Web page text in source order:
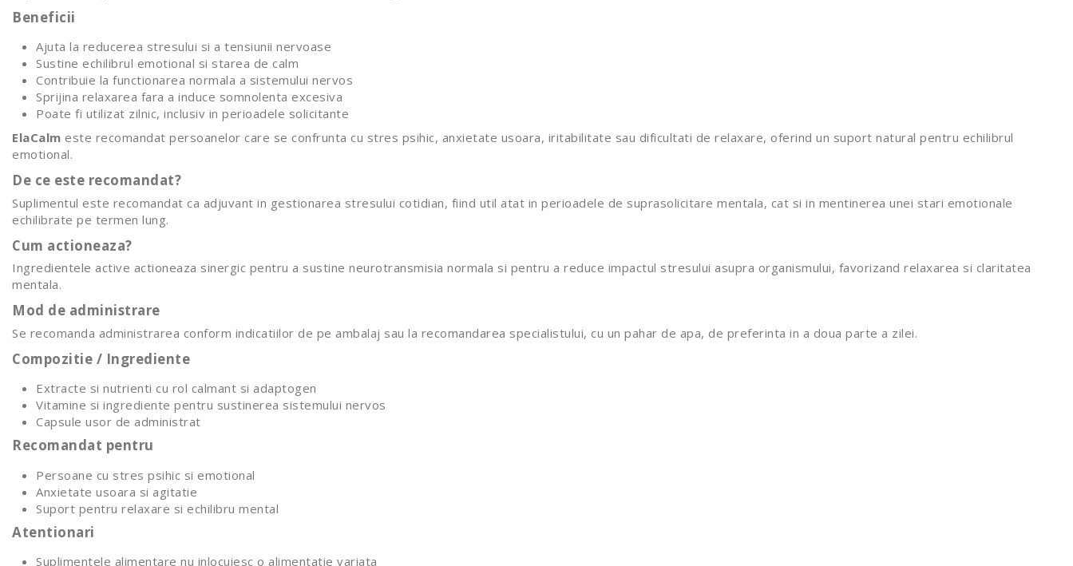
Beneficii
Ajuta la reducerea stresului si a tensiunii nervoase
Sustine echilibrul emotional si starea de calm
Contribuie la functionarea normala a sistemului nervos
Sprijina relaxarea fara a induce somnolenta excesiva
Poate fi utilizat zilnic, inclusiv in perioadele solicitante
ElaCalm este recomandat persoanelor care se confrunta cu stres psihic, anxietate usoara, iritabilitate sau dificultati de relaxare, oferind un suport natural pentru echilibrul
emotional.
De ce este recomandat?
Suplimentul este recomandat ca adjuvant in gestionarea stresului cotidian, fiind util atat in perioadele de suprasolicitare mentala, cat si in mentinerea unei stari emotionale
echilibrate pe termen lung.
Cum actioneaza?
Ingredientele active actioneaza sinergic pentru a sustine neurotransmisia normala si pentru a reduce impactul stresului asupra organismului, favorizand relaxarea si claritatea
mentala.
Mod de administrare
Se recomanda administrarea conform indicatiilor de pe ambalaj sau la recomandarea specialistului, cu un pahar de apa, de preferinta in a doua parte a zilei.
Compozitie / Ingrediente
Extracte si nutrienti cu rol calmant si adaptogen
Vitamine si ingrediente pentru sustinerea sistemului nervos
Capsule usor de administrat
Recomandat pentru
Persoane cu stres psihic si emotional
Anxietate usoara si agitatie
Suport pentru relaxare si echilibru mental
Atentionari
Suplimentele alimentare nu inlocuiesc o alimentatie variata